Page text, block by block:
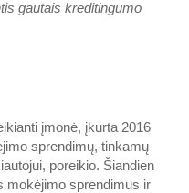
gautais kreditingumo
įmonė, įkurta 2016
sprendimų, tinkamų
poreikio. Šiandien
mokėjimo sprendimus ir